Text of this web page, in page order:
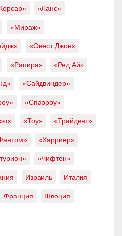
«Ланс»
«Мираж»
«Онест Джон»
«Рапира» «Ред Ай»
«Сайдвиндер»
«Спарроу»
«Тоу» «Трайдент»
«Харриер»
«Чифтен»
Израиль Италия
Франция Швеция